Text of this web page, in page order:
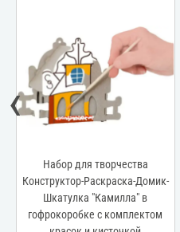
Набор для творчества
Конструктор-Раскраска-Домик-
Шкатулка "Камилла" в
гофрокоробке с комплектом
‹